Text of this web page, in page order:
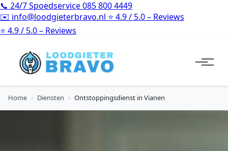
📞 24/7 Spoedservice085 800 4449
✉️ info@loodgieterbravo.nl ⭐ 4.9 / 5.0 – Reviews
⭐ 4.9 / 5.0 – Reviews
Home › Diensten › Ontstoppingsdienst in Vianen